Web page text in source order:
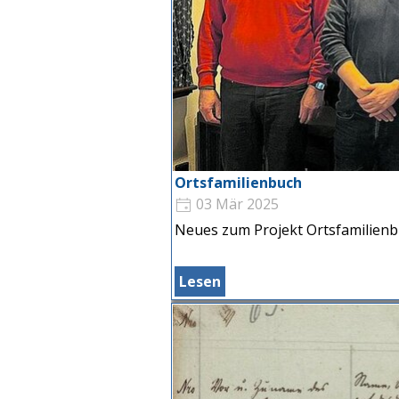
Ortsfamilienbuch
03 Mär 2025
Neues zum Projekt
Lesen